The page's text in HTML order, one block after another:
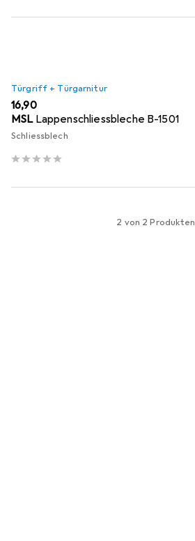
Türgriff + Türgarnitur
EUR
16,90
MSL Lappenschliessbleche B-1501
Schliessblech
2 von 2 Produkten